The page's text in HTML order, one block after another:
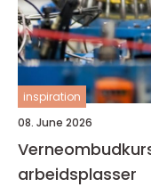
inspiration
08. June 2026
arbeidsplasser